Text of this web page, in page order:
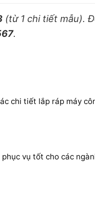
(từ 1 chi tiết mẫu).
.
chi tiết lắp ráp máy
vụ tốt cho các